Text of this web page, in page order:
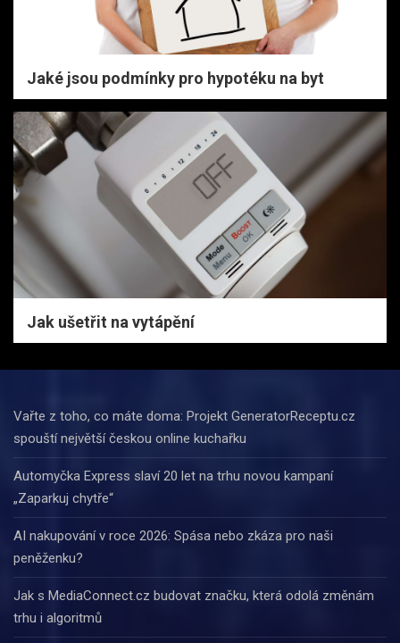
Jaké jsou podmínky pro hypotéku na byt
Jak ušetřit na vytápění
Vařte z toho, co máte doma: Projekt GeneratorReceptu.cz
spouští největší českou online kuchařku
Automyčka Express slaví 20 let na trhu novou kampaní
„Zaparkuj chytře“
AI nakupování v roce 2026: Spása nebo zkáza pro naši
peněženku?
Jak s MediaConnect.cz budovat značku, která odolá změnám
trhu i algoritmů